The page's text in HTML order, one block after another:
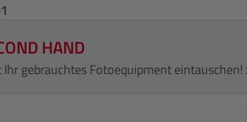
HAND
Ihr gebrauchtes Fotoequipment eintauschen!